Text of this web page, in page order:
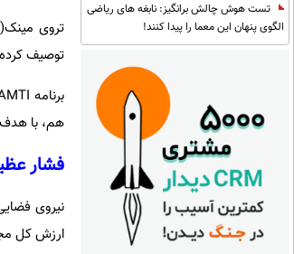
تست هوش چالش برانگیز: نابغه های ریاضی
الگوی پنهان این معما را پیدا کنند!
توصیف
هم، با هدف
فشار
نیروی
ارزش کل